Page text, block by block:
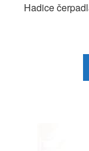
Hadice